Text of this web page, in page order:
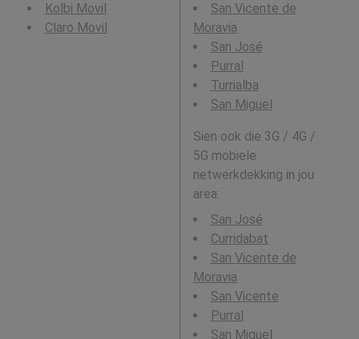
Kolbi Movil
Claro Movil
San Vicente de
Moravia
San José
Purral
Turrialba
San Miguel
Sien ook die 3G / 4G /
5G mobiele
netwerkdekking in jou
area:
San José
Curridabat
San Vicente de
Moravia
San Vicente
Purral
San Miguel